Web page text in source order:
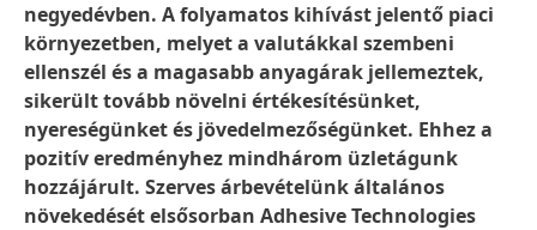
negyedévben. A folyamatos kihívást jelentő piaci
környezetben, melyet a valutákkal szembeni
ellenszél és a magasabb anyagárak jellemeztek,
sikerült tovább növelni értékesítésünket,
nyereségünket és jövedelmezőségünket. Ehhez a
pozitív eredményhez mindhárom üzletágunk
hozzájárult. Szerves árbevételünk általános
növekedését elsősorban Adhesive Technologies